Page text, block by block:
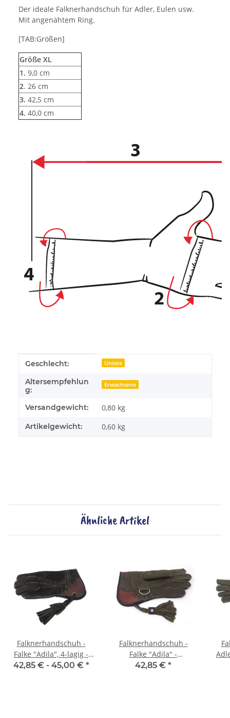
Der ideale Falknerhandschuh für Adler, Eulen usw.
Mit angenähtem Ring.
[TAB:Größen]
Größe XL
1. 9,0 cm
2. 26 cm
3. 42,5 cm
4. 40,0 cm
Produkteigenschaft
Wert
Geschlecht: Unisex
Altersempfehlun
g:
Erwachsene
Versandgewicht: 0,80 kg
Artikelgewicht: 0,60 kg
Ähnliche Artikel
Falknerhandschuh -
Falke "Adila", 4-lagig -
Dunkelgrün / Braun
42,85 € - 45,00 € *
Falknerhandschuh -
Falke "Adila" -
Dunkelgrün / Braun
42,85 € *